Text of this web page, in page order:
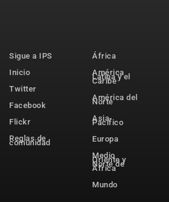
Sigue a IPS
Inicio
Twitter
Facebook
Flickr
Reglas de
comunidad
África
América
Latina y el
Caribe
América del
Norte
Asia-
Pacífico
Europa
Medio
Oriente y
Norte de
África
Mundo